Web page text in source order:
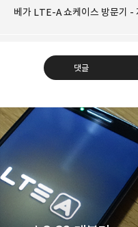
댓글
다방면의 깊은 관심과 얕은 이
비주류이자 진화하는 영원한 주
구독하기
구독하기 카카오